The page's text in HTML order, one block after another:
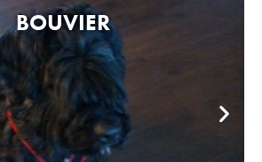
BOUVIER